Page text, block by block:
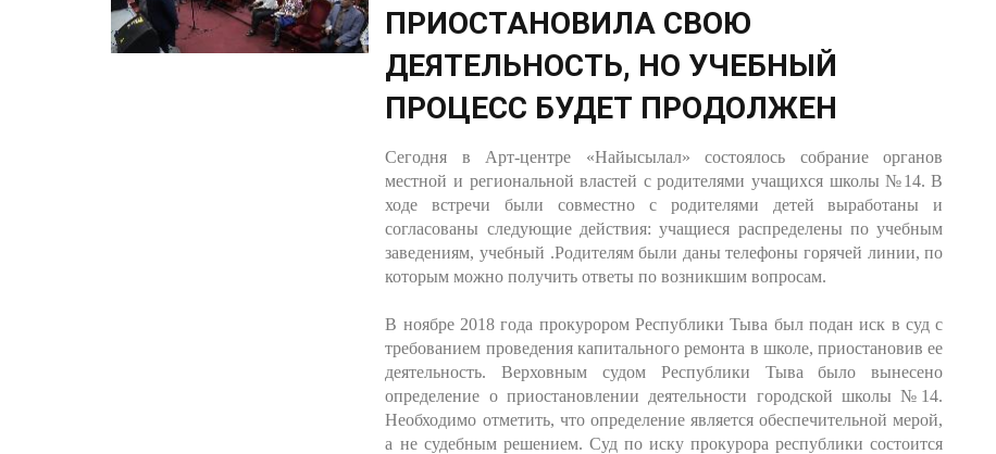
ПРИОСТАНОВИЛА СВОЮ
ДЕЯТЕЛЬНОСТЬ, НО УЧЕБНЫЙ
ПРОЦЕСС БУДЕТ ПРОДОЛЖЕН
Сегодня в Арт-центре «Найысылал» состоялось собрание органов
местной и региональной властей с родителями учащихся школы №14. В
ходе встречи были совместно с родителями детей выработаны и
согласованы следующие действия: учащиеся распределены по учебным
заведениям, учебный .Родителям были даны телефоны горячей линии, по
которым можно получить ответы по возникшим вопросам.
В ноябре 2018 года прокурором Республики Тыва был подан иск в суд с
требованием проведения капитального ремонта в школе, приостановив ее
деятельность. Верховным судом Республики Тыва было вынесено
определение о приостановлении деятельности городской школы №14.
Необходимо отметить, что определение является обеспечительной мерой,
а не судебным решением. Суд по иску прокурора республики состоится